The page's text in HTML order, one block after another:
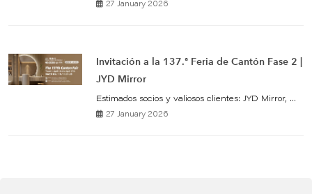
27 January 2026
Invitación a la 137.ª Feria de Cantón Fase 2 |
JYD Mirror
Estimados socios y valiosos clientes: JYD Mirror, ...
27 January 2026